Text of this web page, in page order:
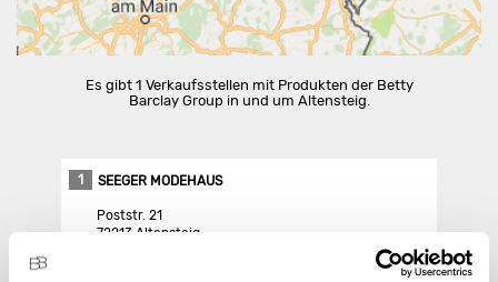
Route berechnen
Es gibt 1 Verkaufsstellen mit Produkten der Betty
Barclay Group in und um Altensteig.
1 SEEGER MODEHAUS
Poststr. 21
72213 Altensteig